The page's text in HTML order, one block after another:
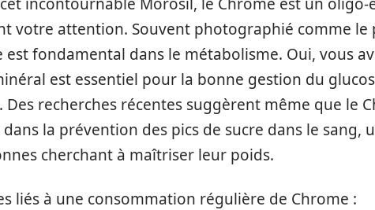
votre attention. Souvent photographié comme le
est fondamental dans le métabolisme. Oui, vous
est essentiel pour la bonne gestion du
Des recherches récentes suggèrent même que le
la prévention des pics de sucre dans le sang,
cherchant à maîtriser leur poids.
liés à une consommation régulière de Chrome :